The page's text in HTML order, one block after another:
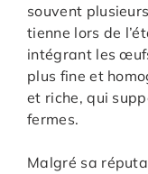
souvent
tienne lors de
intégrant les
plus fine et
et riche, qui
fermes.
Malgré sa